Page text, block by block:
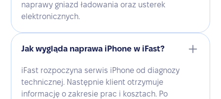
naprawy gniazd ładowania oraz usterek
elektronicznych.
Jak wygląda naprawa iPhone w iFast?
iFast rozpoczyna serwis iPhone od diagnozy
technicznej. Następnie klient otrzymuje
informację o zakresie prac i kosztach. Po